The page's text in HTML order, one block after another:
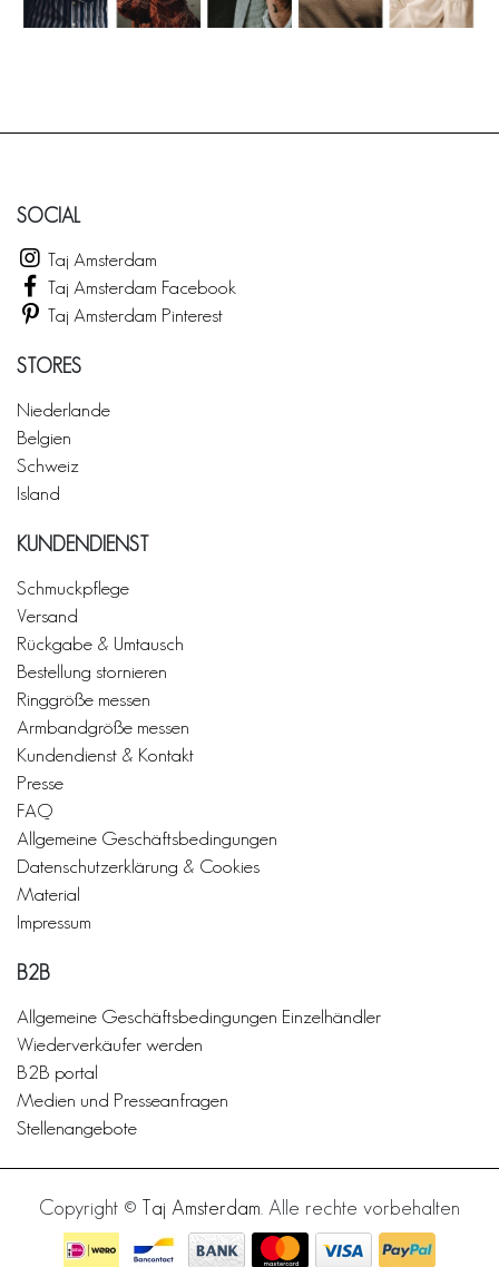
SOCIAL
Taj Amsterdam
Taj Amsterdam Facebook
Taj Amsterdam Pinterest
STORES
Niederlande
Belgien
Schweiz
Island
KUNDENDIENST
Schmuckpflege
Versand
Rückgabe & Umtausch
Bestellung stornieren
Ringgröße messen
Armbandgröße messen
Kundendienst & Kontakt
Presse
FAQ
Allgemeine Geschäftsbedingungen
Datenschutzerklärung & Cookies
Material
Impressum
B2B
Allgemeine Geschäftsbedingungen Einzelhändler
Wiederverkäufer werden
B2B portal
Medien und Presseanfragen
Stellenangebote
Copyright © Taj Amsterdam. Alle rechte vorbehalten